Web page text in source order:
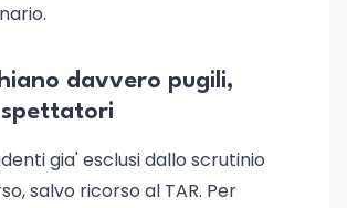
davvero pugili,
gia' esclusi dallo scrutinio
salvo ricorso al TAR. Per